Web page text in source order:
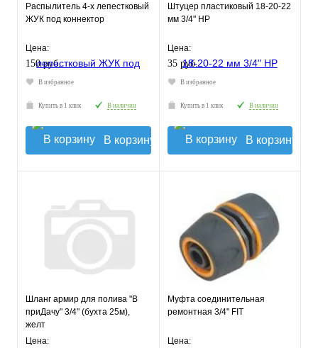
Распылитель 4-х лепестковый
ЖУК под коннектор
Цена:
150 руб.
В избранное
Купить в 1 клик В наличии
В корзину
Штуцер пластиковый 18-20-22
мм 3/4" НР
Цена:
35 руб.
В избранное
Купить в 1 клик В наличии
В корзину
Шланг армир для полива "В
приДачу" 3/4" (бухта 25м),
желт
Цена:
Муфта соединительная
ремонтная 3/4" FIT
Цена: